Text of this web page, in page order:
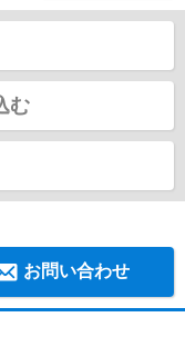
む
お問い合わせ